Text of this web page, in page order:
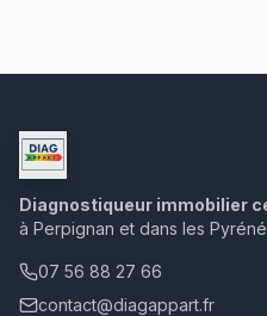
Diagnostiqueur immobilier
à Perpignan et dans les
07 56 88 27 66
contact@diagappart.fr